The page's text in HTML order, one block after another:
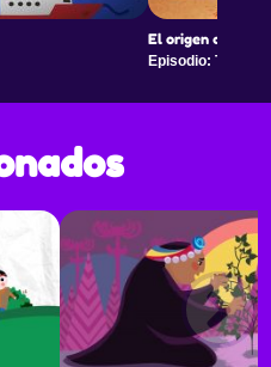
El origen del maíz
Episodio: T1E3